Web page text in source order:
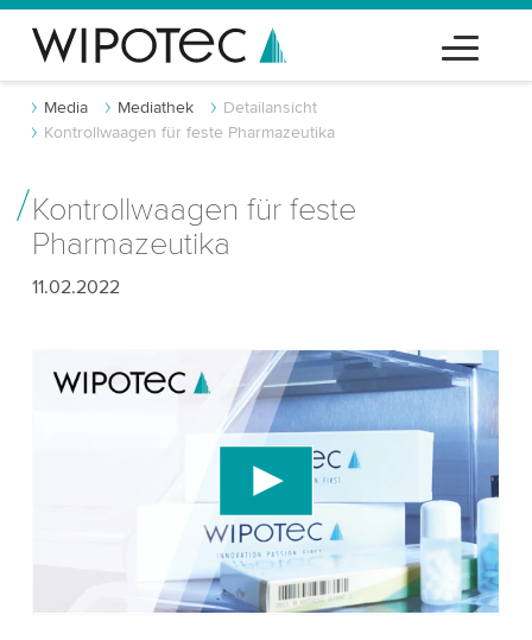
Media Mediathek
Detailansicht
Kontrollwaagen für feste Pharmazeutika
Kontrollwaagen für feste
Pharmazeutika
11.02.2022
Wir benötigen Ihre Zustimmung, um den
YouTube-Videodienst zu laden!
Wir verwenden einen Drittanbieterdienst, um
Videoinhalte einzubetten, der Daten über Ihre
Aktivitäten sammeln kann. Bitte überprüfen Sie
die Details und akzeptieren Sie den Dienst, um
dieses Video anzusehen.